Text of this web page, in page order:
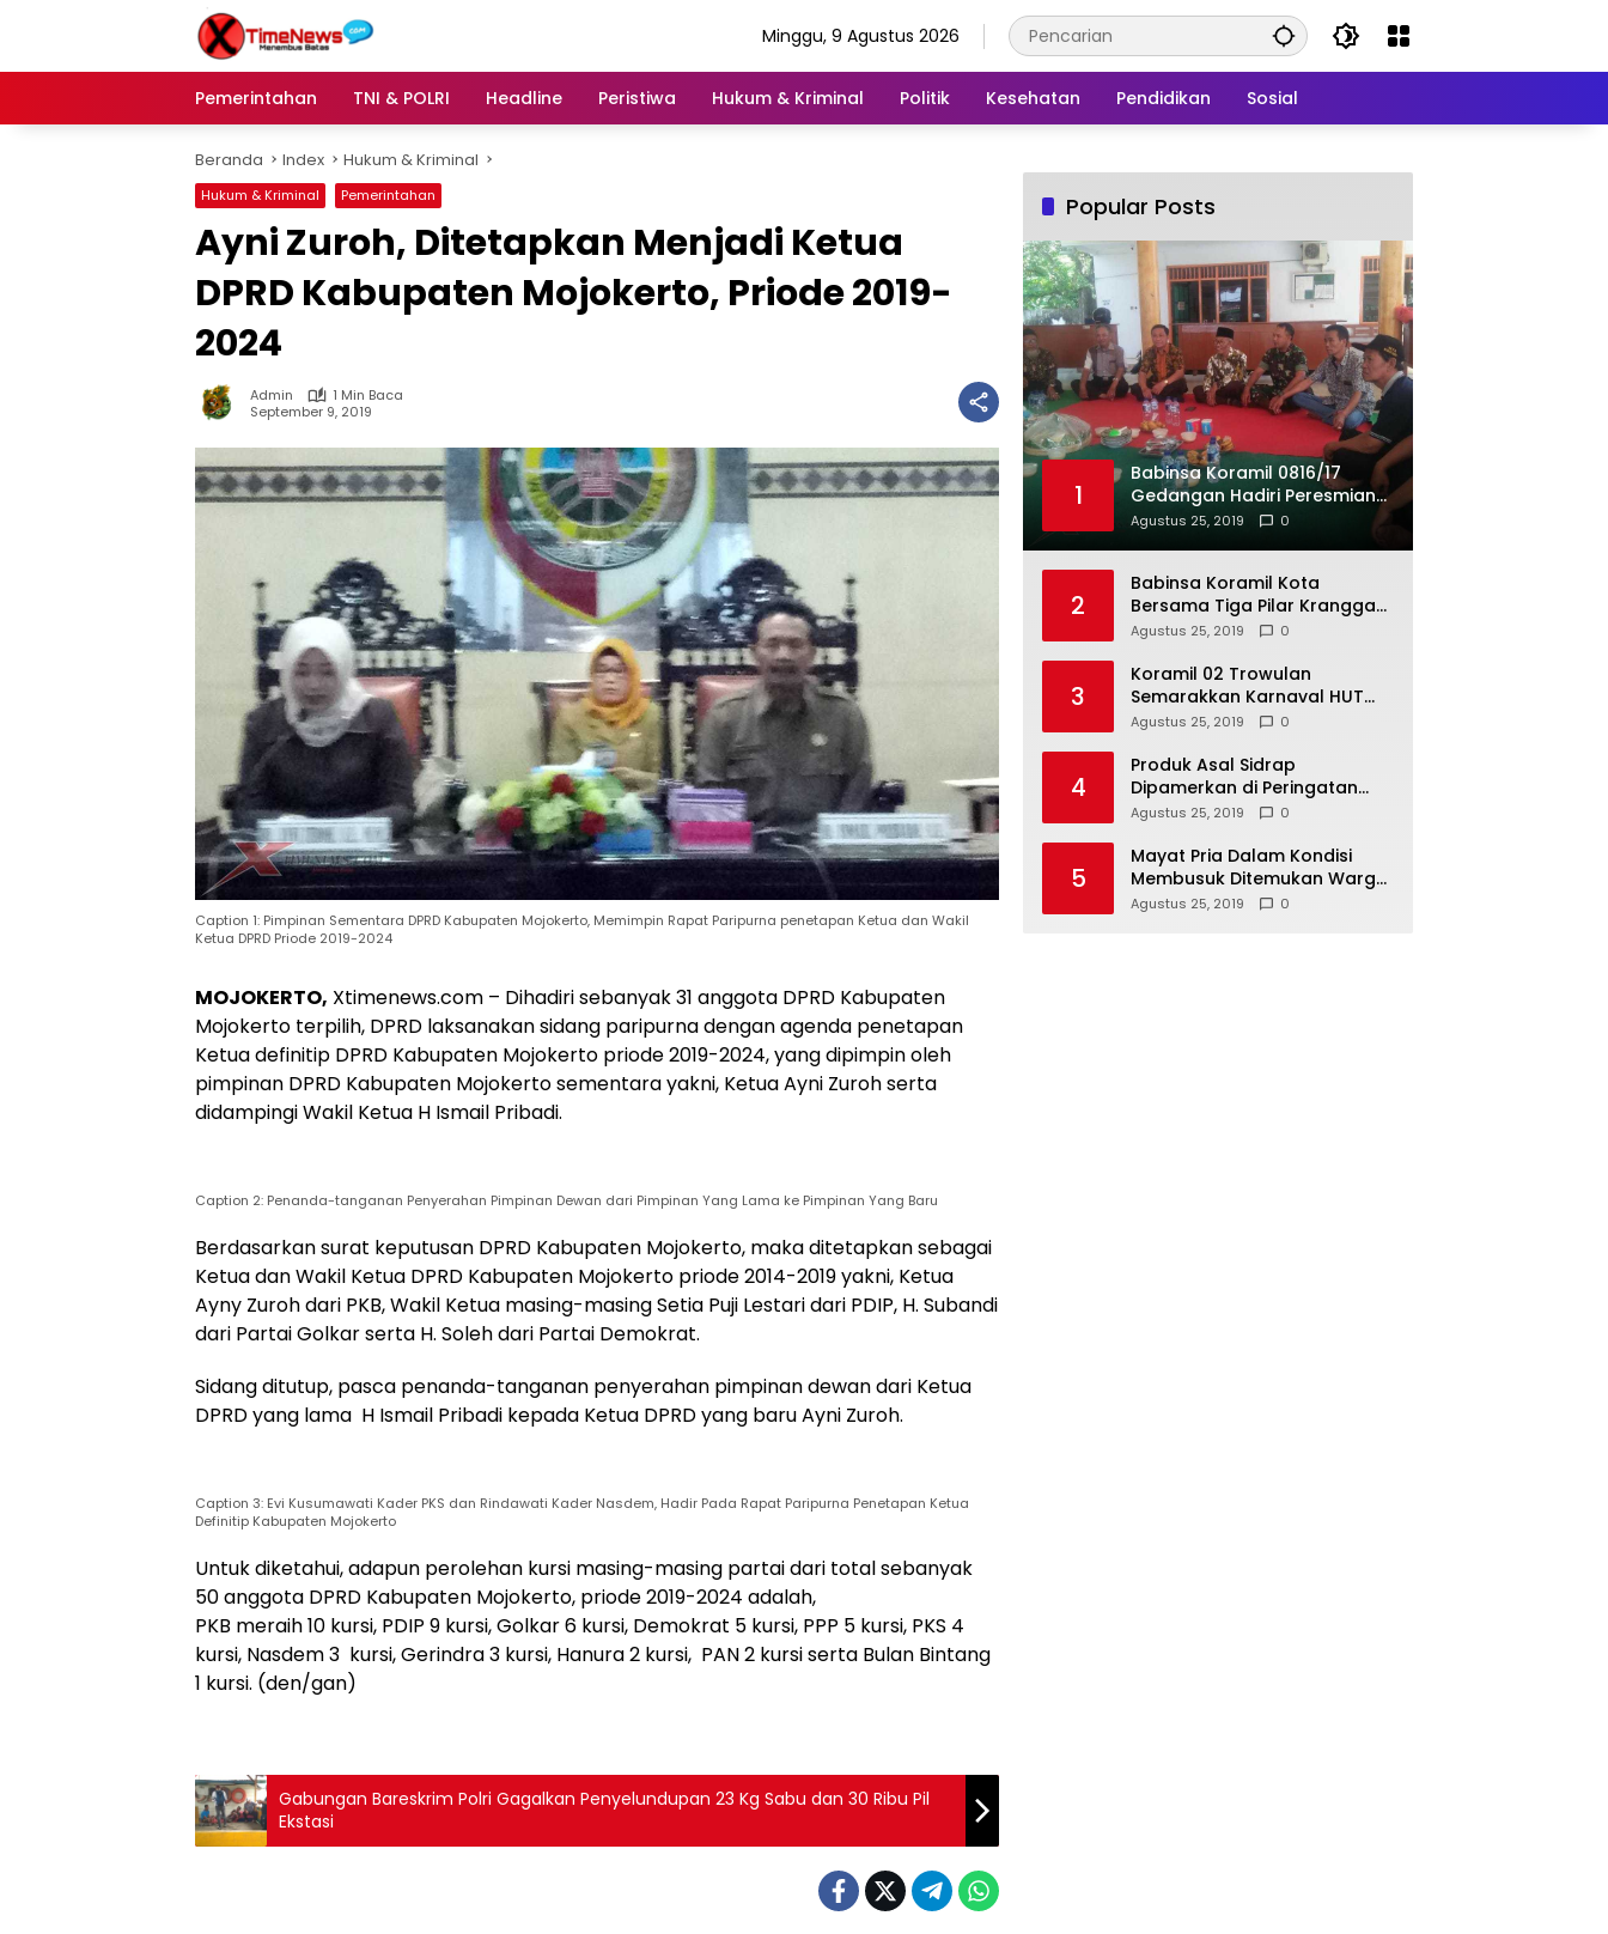
Minggu, 9 Agustus 2026
Pemerintahan TNI & POLRI Headline Peristiwa Hukum & Kriminal Politik Kesehatan Pendidikan Sosial
Beranda Index Hukum & Kriminal
Hukum & Kriminal Pemerintahan
Ayni Zuroh, Ditetapkan Menjadi Ketua
DPRD Kabupaten Mojokerto, Priode 2019-
2024
Admin
1 Min Baca
September 9, 2019
Caption 1: Pimpinan Sementara DPRD Kabupaten Mojokerto, Memimpin Rapat Paripurna penetapan Ketua dan Wakil
Ketua DPRD Priode 2019-2024
MOJOKERTO, Xtimenews.com – Dihadiri sebanyak 31 anggota DPRD Kabupaten
Mojokerto terpilih, DPRD laksanakan sidang paripurna dengan agenda penetapan
Ketua definitip DPRD Kabupaten Mojokerto priode 2019-2024, yang dipimpin oleh
pimpinan DPRD Kabupaten Mojokerto sementara yakni, Ketua Ayni Zuroh serta
didampingi Wakil Ketua H Ismail Pribadi.
Caption 2: Penanda-tanganan Penyerahan Pimpinan Dewan dari Pimpinan Yang Lama ke Pimpinan Yang Baru
Berdasarkan surat keputusan DPRD Kabupaten Mojokerto, maka ditetapkan sebagai
Ketua dan Wakil Ketua DPRD Kabupaten Mojokerto priode 2014-2019 yakni, Ketua
Ayny Zuroh dari PKB, Wakil Ketua masing-masing Setia Puji Lestari dari PDIP, H. Subandi
dari Partai Golkar serta H. Soleh dari Partai Demokrat.
Sidang ditutup, pasca penanda-tanganan penyerahan pimpinan dewan dari Ketua
DPRD yang lama H Ismail Pribadi kepada Ketua DPRD yang baru Ayni Zuroh.
Caption 3: Evi Kusumawati Kader PKS dan Rindawati Kader Nasdem, Hadir Pada Rapat Paripurna Penetapan Ketua
Definitip Kabupaten Mojokerto
Untuk diketahui, adapun perolehan kursi masing-masing partai dari total sebanyak
50 anggota DPRD Kabupaten Mojokerto, priode 2019-2024 adalah,
PKB meraih 10 kursi, PDIP 9 kursi, Golkar 6 kursi, Demokrat 5 kursi, PPP 5 kursi, PKS 4
kursi, Nasdem 3 kursi, Gerindra 3 kursi, Hanura 2 kursi, PAN 2 kursi serta Bulan Bintang
1 kursi. (den/gan)
Gabungan Bareskrim Polri Gagalkan Penyelundupan 23 Kg Sabu dan 30 Ribu Pil
Ekstasi
Popular Posts
1
Babinsa Koramil 0816/17
Gedangan Hadiri Peresmian
BUMDes Gedangan
Agustus 25, 2019 0
2
Babinsa Koramil Kota
Bersama Tiga Pilar Kranggan
Gelar Rakor
Agustus 25, 2019 0
3
Koramil 02 Trowulan
Semarakkan Karnaval HUT
Ke-74 Kemerdekaan RI
Agustus 25, 2019 0
4
Produk Asal Sidrap
Dipamerkan di Peringatan
Hari Koperasi Tingkat Provinsi
Agustus 25, 2019 0
5
Mayat Pria Dalam Kondisi
Membusuk Ditemukan Warga
di Area Persawahan Sidoarjo
Agustus 25, 2019 0